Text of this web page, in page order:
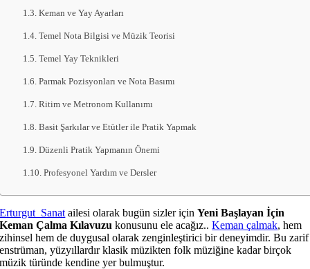
Keman ve Yay Ayarları
Temel Nota Bilgisi ve Müzik Teorisi
Temel Yay Teknikleri
Parmak Pozisyonları ve Nota Basımı
Ritim ve Metronom Kullanımı
Basit Şarkılar ve Etütler ile Pratik Yapmak
Düzenli Pratik Yapmanın Önemi
Profesyonel Yardım ve Dersler
Erturgut Sanat ailesi olarak bugün sizler içinYeni Başlayan İçin
Keman Çalma Kılavuzu konusunu ele acağız..Keman çalmak, hem
zihinsel hem de duygusal olarak zenginleştirici bir deneyimdir. Bu zarif
enstrüman, yüzyıllardır klasik müzikten folk müziğine kadar birçok
müzik türünde kendine yer bulmuştur.